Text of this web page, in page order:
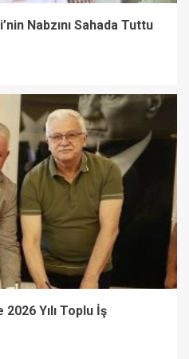
Nabzını Sahada Tuttu
Yılı Toplu İş